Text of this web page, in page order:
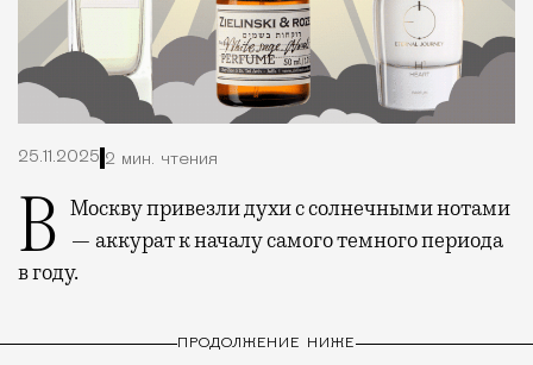
25.11.2025 2 мин. чтения
В Москву привезли духи с солнечными нотами
— аккурат к началу самого темного периода
в году.
ПРОДОЛЖЕНИЕ НИЖЕ